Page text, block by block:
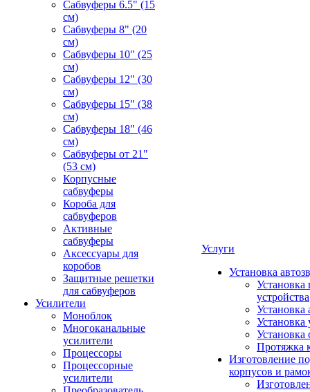
Сабвуферы 6.5" (15
см)
Сабвуферы 8" (20
см)
Сабвуферы 10" (25
см)
Сабвуферы 12" (30
см)
Сабвуферы 15" (38
см)
Сабвуферы 18" (46
см)
Сабвуферы от 21"
(53 см)
Корпусные
сабвуферы
Короба для
сабвуферов
Активные
сабвуферы
Аксессуары для
коробов
Защитные решетки
для сабвуферов
Усилители
Моноблок
Многоканальные
усилители
Процессоры
Процессорные
усилители
Услуги
Установка
Установка
устройства
Установка
Установка
Установка
Протяжка
Изготовление
корпусов и